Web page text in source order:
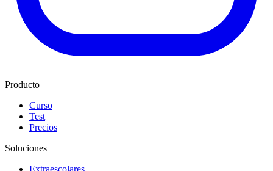
Producto
Curso
Test
Precios
Soluciones